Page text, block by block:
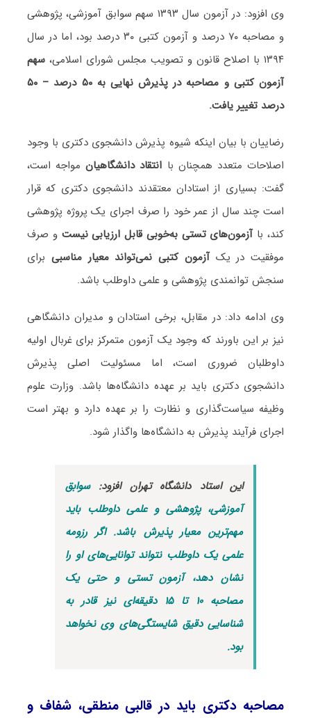
وی افزود: در آزمون سال ۱۳۹۳ سهم سوابق آموزشی، پژوهشی
و مصاحبه ۷۰ درصد و آزمون کتبی ۳۰ درصد بود، اما در سال
۱۳۹۴ با اصلاح قانون و تصویب مجلس شورای اسلامی،
سهم
آزمون کتبی و مصاحبه در پذیرش نهایی به ۵۰ درصد – ۵۰
درصد تغییر یافت.
رضاییان با بیان اینکه شیوه پذیرش دانشجوی دکتری با وجود
اصلاحات متعدد همچنان با انتقاد دانشگاهیانمواجه است،
گفت: بسیاری از استادان معتقدند دانشجوی دکتری که قرار
است چند سال از عمر خود را صرف اجرای یک پروژه پژوهشی
کند، باآزمون‌های تستی به‌خوبی قابل ارزیابی نیست و صرف
موفقیت در یکآزمون کتبی نمی‌تواند معیار مناسبی برای
سنجش توانمندی پژوهشی و علمی داوطلب باشد.
وی ادامه داد: در مقابل، برخی استادان و مدیران دانشگاهی
نیز بر این باورند که وجود یک آزمون متمرکز برای غربال اولیه
داوطلبان ضروری است، اما مسئولیت اصلی پذیرش
دانشجوی دکتری باید بر عهده دانشگاه‌ها باشد. وزارت علوم
وظیفه سیاست‌گذاری و نظارت را بر عهده دارد و بهتر است
اجرای فرآیند پذیرش به دانشگاه‌ها واگذار شود.
این استاد دانشگاه تهران افزود:سوابق
آموزشی، پژوهشی و علمی داوطلب باید
مهم‌ترین معیار پذیرش باشد. اگر رزومه
علمی یک داوطلب نتواند توانایی‌های او را
نشان دهد، آزمون تستی و حتی یک
مصاحبه ۱۰ تا ۱۵ دقیقه‌ای نیز قادر به
شناسایی دقیق شایستگی‌های وی نخواهد
بود.
مصاحبه دکتری باید در قالبی منطقی، شفاف و